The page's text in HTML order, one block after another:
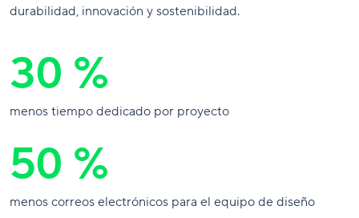
durabilidad, innovación y sostenibilidad.
30 %
menos tiempo dedicado por proyecto
50 %
menos correos electrónicos para el equipo de diseño